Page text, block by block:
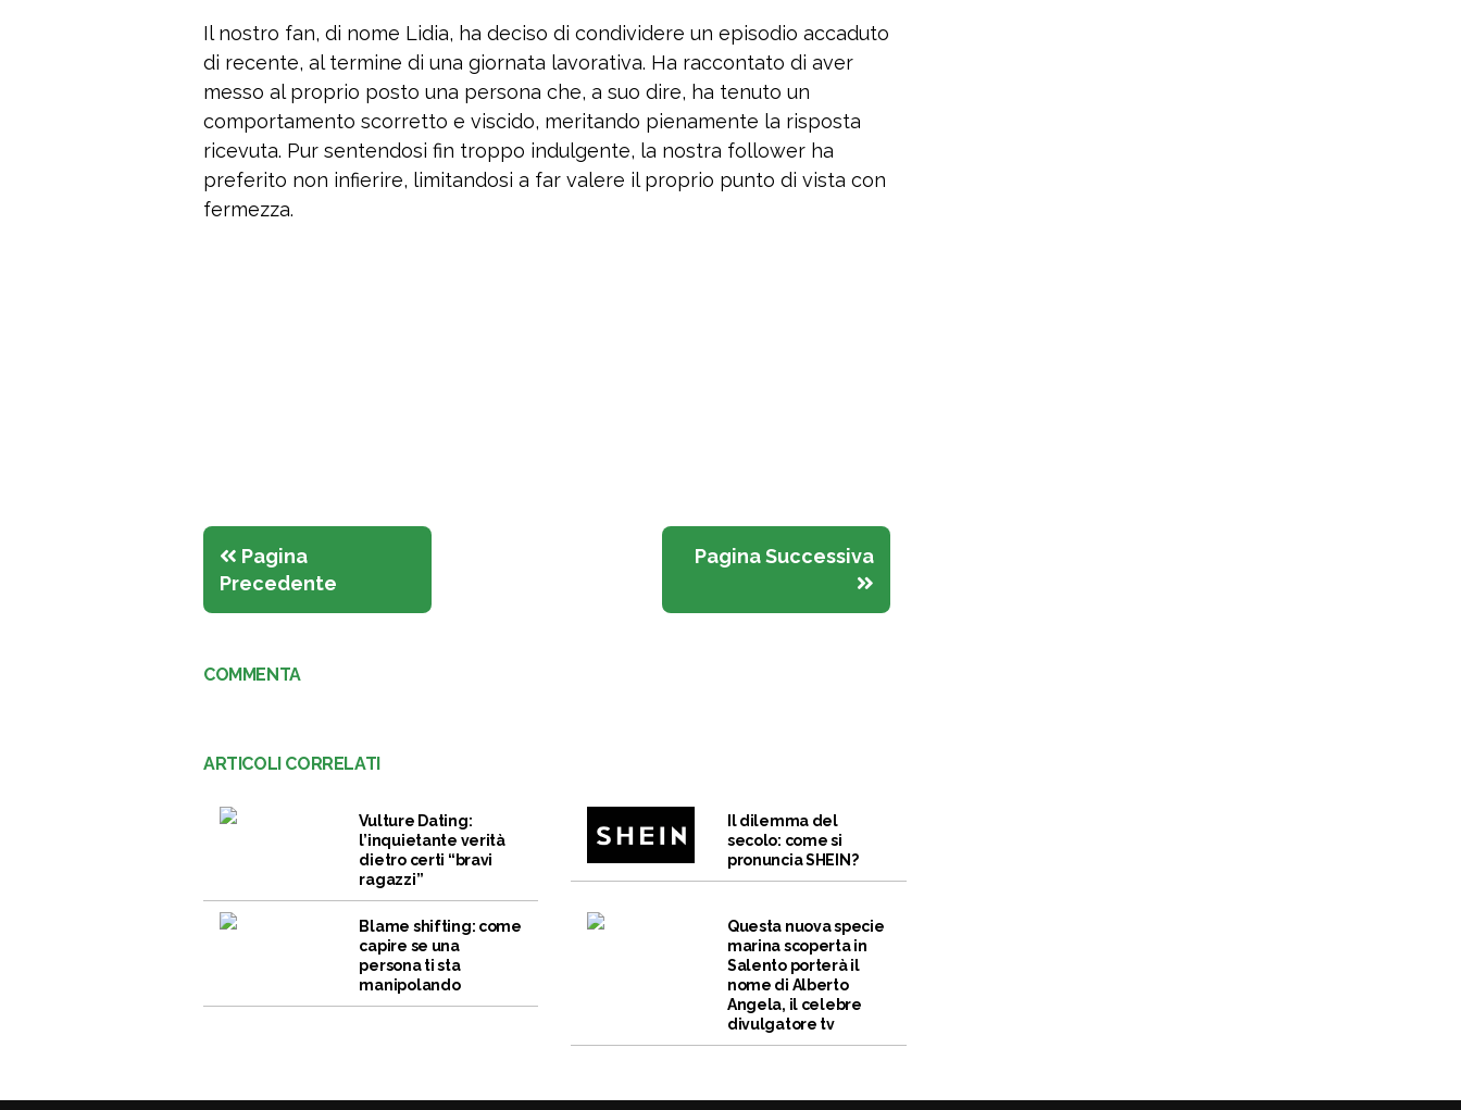
Il nostro fan, di nome Lidia, ha deciso di condividere un episodio accaduto
di recente, al termine di una giornata lavorativa. Ha raccontato di aver
messo al proprio posto una persona che, a suo dire, ha tenuto un
comportamento scorretto e viscido, meritando pienamente la risposta
ricevuta. Pur sentendosi fin troppo indulgente, la nostra follower ha
preferito non infierire, limitandosi a far valere il proprio punto di vista con
fermezza.
Pagina
Precedente
Pagina Successiva
COMMENTA
ARTICOLI CORRELATI
Vulture Dating:
l’inquietante verità
dietro certi “bravi
ragazzi”
Il dilemma del
secolo: come si
pronuncia SHEIN?
Blame shifting: come
capire se una
persona ti sta
manipolando
Questa nuova specie
marina scoperta in
Salento porterà il
nome di Alberto
Angela, il celebre
divulgatore tv